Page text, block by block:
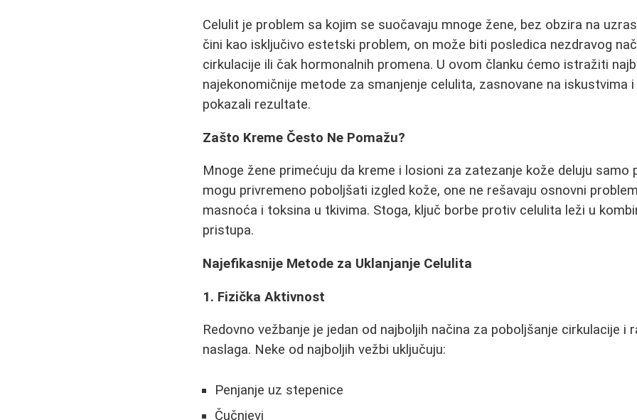
Celulit je problem sa kojim se suočavaju mnoge žene, bez obzira na
čini kao isključivo estetski problem, on može biti posledica nezdravog
cirkulacije ili čak hormonalnih promena. U ovom članku ćemo istražiti
najekonomičnije metode za smanjenje celulita, zasnovane na iskustvima
pokazali rezultate.
Zašto Kreme Često Ne Pomažu?
Mnoge žene primećuju da kreme i losioni za zatezanje kože deluju samo
mogu privremeno poboljšati izgled kože, one ne rešavaju osnovni
masnoća i toksina u tkivima. Stoga, ključ borbe protiv celulita leži u
pristupa.
Najefikasnije Metode za Uklanjanje Celulita
1. Fizička Aktivnost
Redovno vežbanje je jedan od najboljih načina za poboljšanje cirkulacije i
naslaga. Neke od najboljih vežbi uključuju:
Penjanje uz stepenice
Čučnjevi